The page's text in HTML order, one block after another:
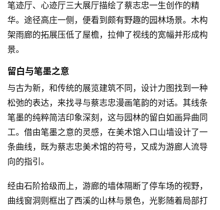
笔迹厅、心迹厅三大展厅描绘了蔡志忠一生创作的精
华。途径高庄一侧，便看到颇有野趣的园林场景。木构
架雨廊的拓展压低了屋檐，拉伸了视线的宽幅并形成构
景。
留白与笔墨之意
与古为新，和传统的展览建筑不同，设计力图找到一种
松弛的表达，来找寻与蔡志忠漫画笔韵的对话。其线条
笔墨的纯粹简洁印象深刻，这与园林的留白如画异曲同
工。借由笔墨之意的灵感，在美术馆入口山墙设计了一
条曲线，既为蔡志忠美术馆的符号，又成为游廊人流导
向的指引。
经由石阶拾级而上，游廊的墙体隔断了停车场的视野，
曲线窗洞则框出了西溪的山林与景色，光影随着局部打